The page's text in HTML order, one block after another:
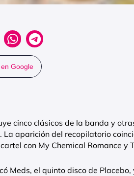
Google
cinco clásicos de la banda y
La aparición del recopilatorio
con My Chemical Romance y
Meds, el quinto disco de